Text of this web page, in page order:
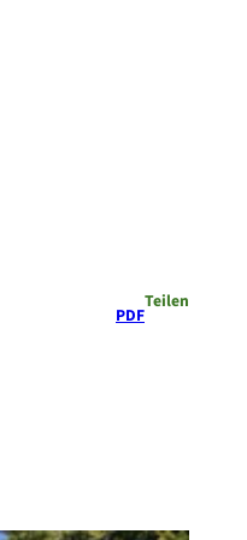
PDF
Teilen